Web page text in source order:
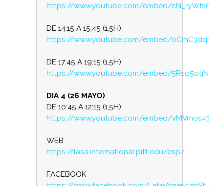
https://www.youtube.com/embed/
DE 14:15 A 15:45 (1,5H)
https://www.youtube.com/embed/
DE 17:45 A 19:15 (1,5H)
https://www.youtube.com/embed/5Rsq5otjNYc
DIA 4 (26 MAYO)
DE 10:45 A 12:15 (1,5H)
https://www.youtube.com/embed/
WEB
https://lasa.international.pitt.edu/esp/
FACEBOOK